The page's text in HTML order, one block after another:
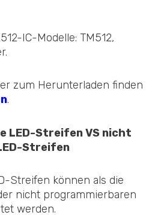
IC-Modelle: TM512,
zum Herunterladen finden
.
LED-Streifen VS nicht
Streifen
Streifen können als die
nicht programmierbaren
werden.